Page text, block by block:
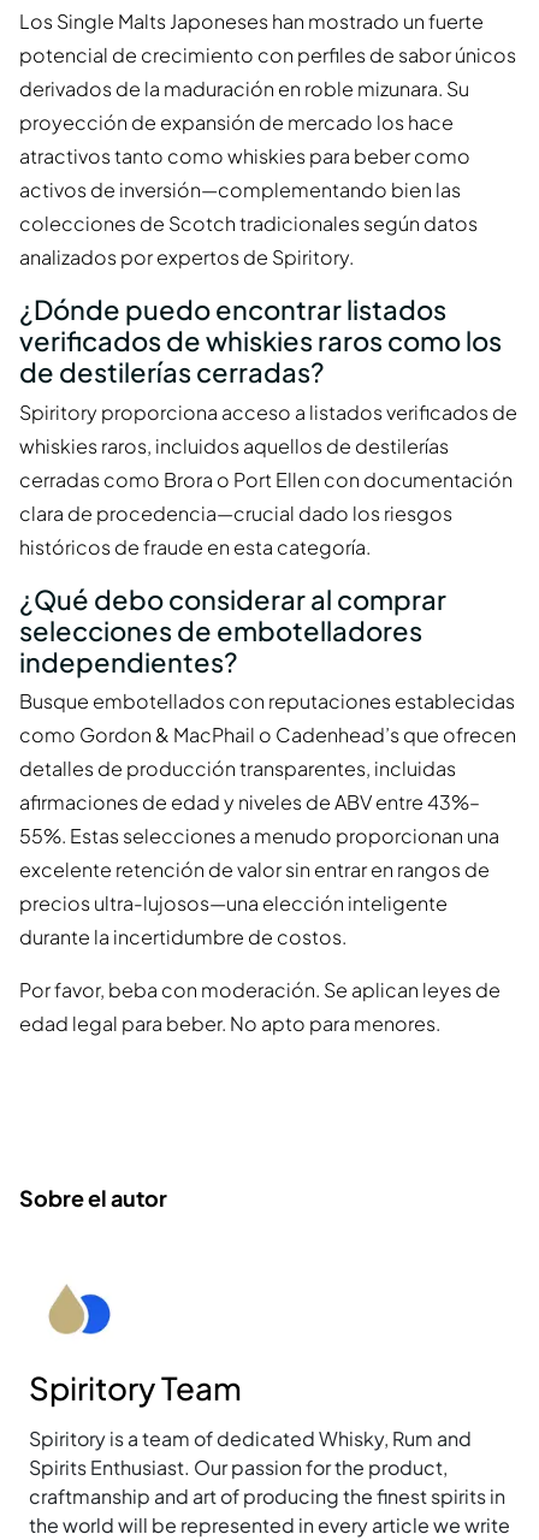
Los Single Malts Japoneses han mostrado un fuerte
potencial de crecimiento con perfiles de sabor únicos
derivados de la maduración en roble mizunara. Su
proyección de expansión de mercado los hace
atractivos tanto como whiskies para beber como
activos de inversión—complementando bien las
colecciones de Scotch tradicionales según datos
analizados por expertos de Spiritory.
¿Dónde puedo encontrar listados
verificados de whiskies raros como los
de destilerías cerradas?
Spiritory proporciona acceso a listados verificados de
whiskies raros, incluidos aquellos de destilerías
cerradas como Brora o Port Ellen con documentación
clara de procedencia—crucial dado los riesgos
históricos de fraude en esta categoría.
¿Qué debo considerar al comprar
selecciones de embotelladores
independientes?
Busque embotellados con reputaciones establecidas
como Gordon & MacPhail o Cadenhead’s que ofrecen
detalles de producción transparentes, incluidas
afirmaciones de edad y niveles de ABV entre 43%–
55%. Estas selecciones a menudo proporcionan una
excelente retención de valor sin entrar en rangos de
precios ultra-lujosos—una elección inteligente
durante la incertidumbre de costos.
Por favor, beba con moderación. Se aplican leyes de
edad legal para beber. No apto para menores.
Sobre el autor
Spiritory Team
Spiritory is a team of dedicated Whisky, Rum and
Spirits Enthusiast. Our passion for the product,
craftmanship and art of producing the finest spirits in
the world will be represented in every article we write